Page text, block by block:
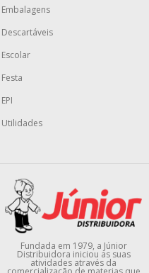
Embalagens
Descartáveis
Escolar
Festa
EPI
Utilidades
Fundada em 1979, a Júnior
Distribuidora iniciou as suas
atividades através da